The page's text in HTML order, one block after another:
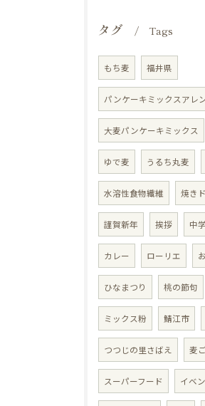
タグ Tags
もち麦 福井県
パンケーキミックスアレ
大麦パンケーキミックス
ゆで麦 うるち丸麦
水溶性食物繊維 焼き
謹賀新年 挨拶 中
カレー ローリエ
ひなまつり 桃の節句
ミックス粉 鯖江市
つつじの里さばえ 麦
スーパーフード イベ